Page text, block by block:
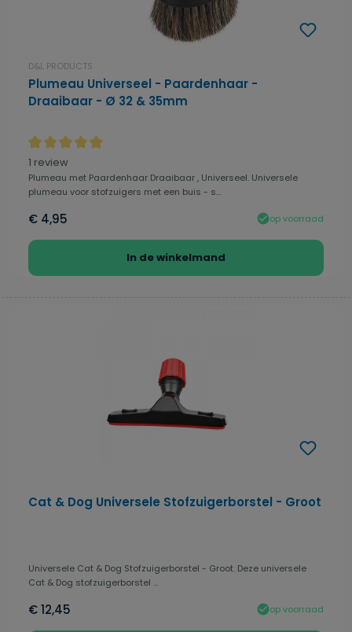
D&L PRODUCTS
Plumeau Universeel - Paardenhaar -
Draaibaar - Ø 32 & 35mm
Gemiddelde waardering van 5 van 5 sterren
1 review
Plumeau met Paardenhaar Draaibaar , Universeel. Universele
plumeau voor stofzuigers met een buis - s...
€ 4,95 op voorraad
In de winkelmand
Cat & Dog Universele Stofzuigerborstel - Groot
Universele Cat & Dog Stofzuigerborstel - Groot. Deze universele
Cat & Dog stofzuigerborstel ...
€ 12,45 op voorraad